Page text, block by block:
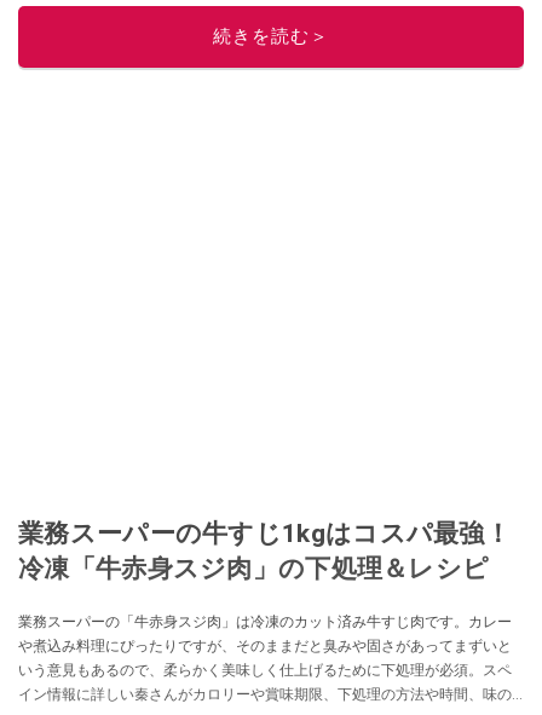
このイチオシストの他の記事を読む
続きを読む＞
業務スーパーの牛すじ1kgはコスパ最強！
冷凍「牛赤身スジ肉」の下処理＆レシピ
業務スーパーの「牛赤身スジ肉」は冷凍のカット済み牛すじ肉です。カレー
や煮込み料理にぴったりですが、そのままだと臭みや固さがあってまずいと
いう意見もあるので、柔らかく美味しく仕上げるために下処理が必須。スペ
イン情報に詳しい秦さんがカロリーや賞味期限、下処理の方法や時間、味の